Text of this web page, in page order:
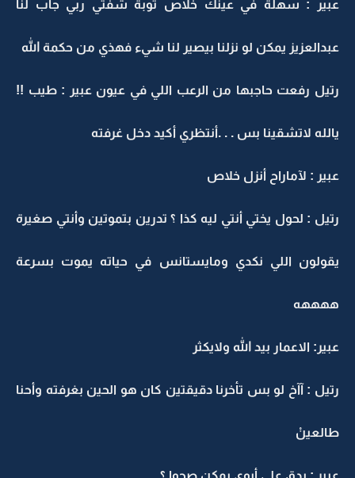
عبير : سهلة في عينك خلاص توبة شفتي ربي جاب لنا
عبدالعزيز يمكن لو نزلنا بيصير لنا شيء فهذي من حكمة الله
رتيل رفعت حاجبها من الرعب اللي في عيون عبير : طيب !!
يالله لاتشقينا بس . . .أنتظري أكيد دخل غرفته
عبير : لآماراح أنزل خلاص
رتيل : لحول يختي أنتي ليه كذا ؟ تدرين بتموتين وأنتي صغيرة
يقولون اللي نكدي ومايستانس في حياته يموت بسرعة
ههههه
عبير: الاعمار بيد الله ولايكثر
رتيل : آآخ لو بس تأخرنا دقيقتين كان هو الحين بغرفته وأحنا
طالعينْ
عبير : بدق على أبوي يمكن صحوا ؟